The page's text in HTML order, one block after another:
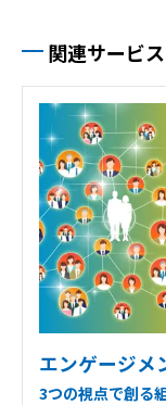
関連サービ
エンゲージ
3つの視点で創る